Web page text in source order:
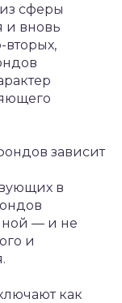
сферы
и вновь
вторых,
зависит
в
— и не
и
как